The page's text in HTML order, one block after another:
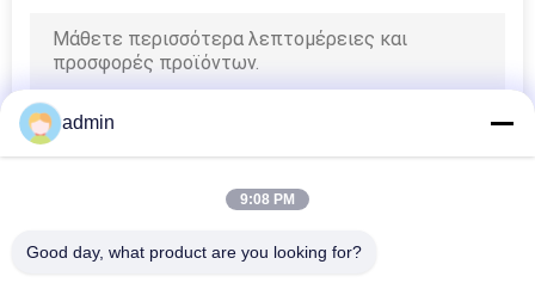
Μαγνητικός
διαχωριστής
Overband
admin
9:08 PM
Good day, what product are you looking for?